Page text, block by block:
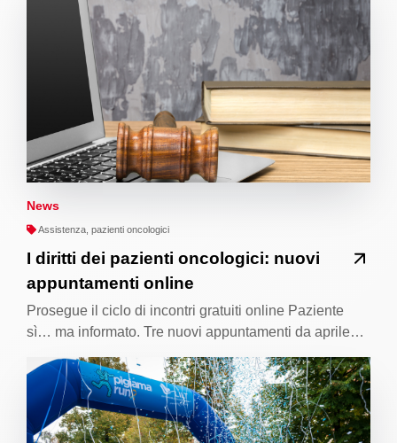
News
Assistenza, pazienti oncologici
I diritti dei pazienti oncologici: nuovi
appuntamenti online
Prosegue il ciclo di incontri gratuiti online Paziente
sì… ma informato. Tre nuovi appuntamenti da aprile…